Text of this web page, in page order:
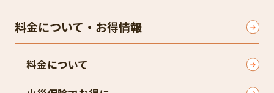
料金について・お得情報
料金について